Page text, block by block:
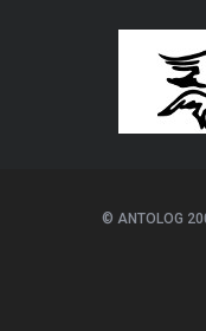
© ANTOLOG